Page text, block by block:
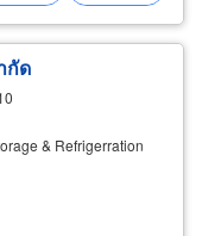
กัด
& Refrigerration